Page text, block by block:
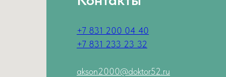
+7 831 200 04 40
+7 831 233 23 32
akson2000@doktor52.ru